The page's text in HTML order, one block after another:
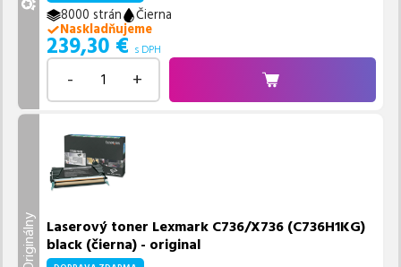
8000 strán
Čierna
Naskladňujeme
239,30 € s DPH
- +
Originálny Laserový toner Lexmark C736/X736 (C736H1KG)
black (čierna) - original